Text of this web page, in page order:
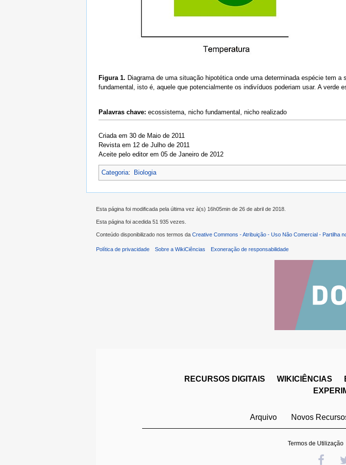
Figura 1. Diagrama de uma situação hipotética onde uma determinada espécie tem
fundamental, isto é, aquele que potencialmente os indivíduos poderiam usar. A verde
Palavras chave: ecossistema, nicho fundamental, nicho realizado
Criada em 30 de Maio de 2011
Revista em 12 de Julho de 2011
Aceite pelo editor em 05 de Janeiro de 2012
Categoria: Biologia
Esta página foi modificada pela última vez à(s) 16h05min de 26 de abril de 2018.
Esta página foi acedida 51 935 vezes.
Conteúdo disponibilizado nos termos da Creative Commons - Atribuição - Uso Não Comercial - Partilha
Política de privacidade Sobre a WikiCiências Exoneração de responsabilidade
RECURSOS DIGITAIS WIKICIÊNCIAS
Arquivo Novos
Termos de Utilização